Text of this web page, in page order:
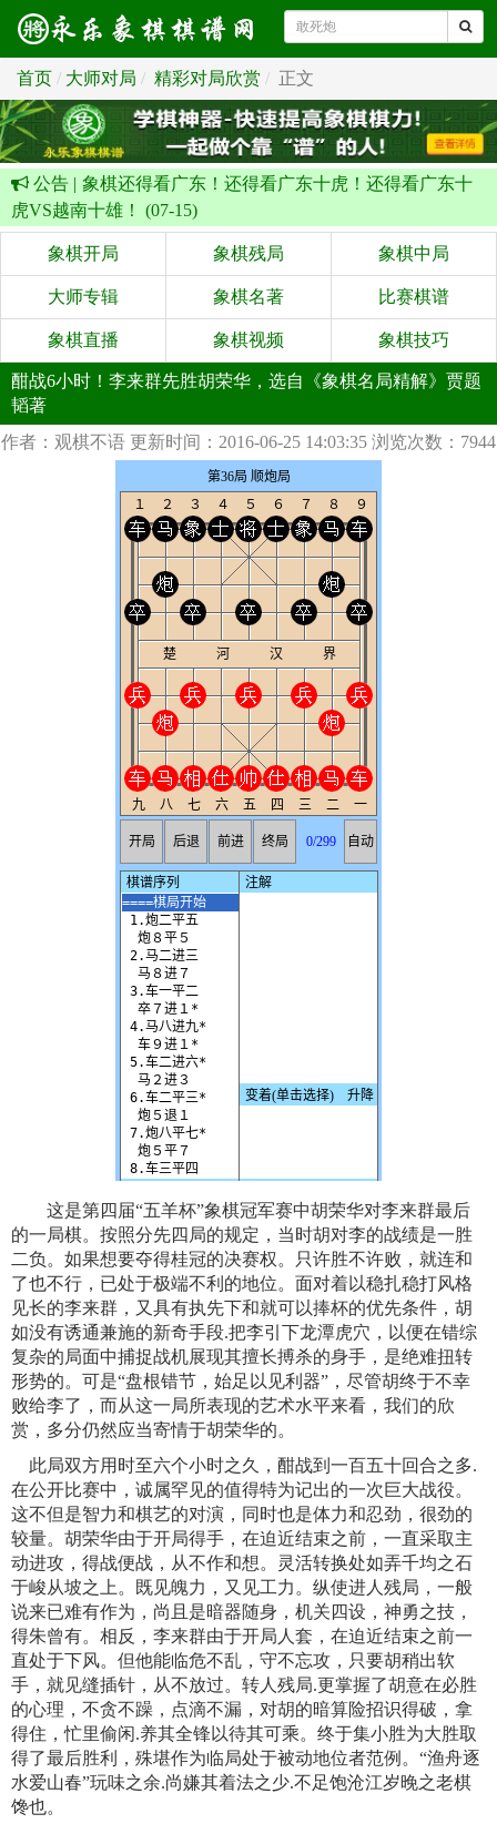
首页 大师对局 精彩对局欣赏 正文
公告 | 象棋还得看广东！还得看广东十虎！还得看广东十
虎VS越南十雄！ (07-15)
象棋开局 象棋残局 象棋中局
大师专辑 象棋名著 比赛棋谱
象棋直播 象棋视频 象棋技巧
酣战6小时！李来群先胜胡荣华，选自《象棋名局精解》贾题
韬著
作者：观棋不语 更新时间：2016-06-25 14:03:35 浏览次数：7944
这是第四届“五羊杯”象棋冠军赛中胡荣华对李来群最后
的一局棋。按照分先四局的规定，当时胡对李的战绩是一胜
二负。如果想要夺得桂冠的决赛权。只许胜不许败，就连和
了也不行，已处于极端不利的地位。面对着以稳扎稳打风格
见长的李来群，又具有执先下和就可以捧杯的优先条件，胡
如没有诱通兼施的新奇手段.把李引下龙潭虎穴，以便在错综
复杂的局面中捕捉战机展现其擅长搏杀的身手，是绝难扭转
形势的。可是“盘根错节，始足以见利器”，尽管胡终于不幸
败给李了，而从这一局所表现的艺术水平来看，我们的欣
赏，多分仍然应当寄情于胡荣华的。
此局双方用时至六个小时之久，酣战到一百五十回合之多.
在公开比赛中，诚属罕见的值得特为记出的一次巨大战役。
这不但是智力和棋艺的对演，同时也是体力和忍劲，很劲的
较量。胡荣华由于开局得手，在迫近结束之前，一直采取主
动进攻，得战便战，从不作和想。灵活转换处如弄千均之石
于峻从坡之上。既见魄力，又见工力。纵使进人残局，一般
说来已难有作为，尚且是暗器随身，机关四设，神勇之技，
得朱曾有。相反，李来群由于开局人套，在迫近结束之前一
直处于下风。但他能临危不乱，守不忘攻，只要胡稍出软
手，就见缝插针，从不放过。转人残局.更掌握了胡意在必胜
的心理，不贪不躁，点滴不漏，对胡的暗算险招识得破，拿
得住，忙里偷闲.养其全锋以待其可乘。终于集小胜为大胜取
得了最后胜利，殊堪作为临局处于被动地位者范例。“渔舟逐
水爱山春”玩味之余.尚嫌其着法之少.不足饱沧江岁晚之老棋
馋也。